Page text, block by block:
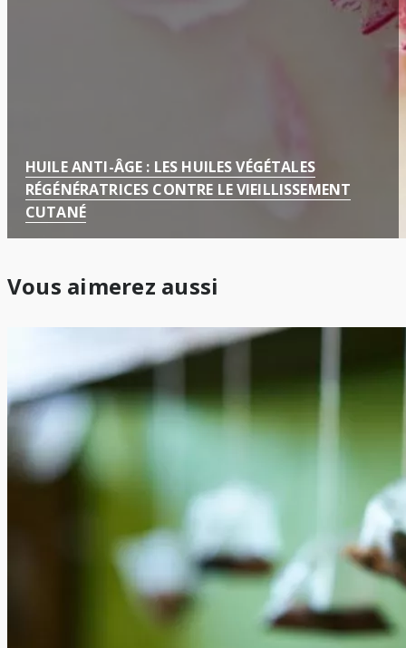
HUILE ANTI-ÂGE : LES HUILES VÉGÉTALES
RÉGÉNÉRATRICES CONTRE LE VIEILLISSEMENT
CUTANÉ
Vous aimerez aussi